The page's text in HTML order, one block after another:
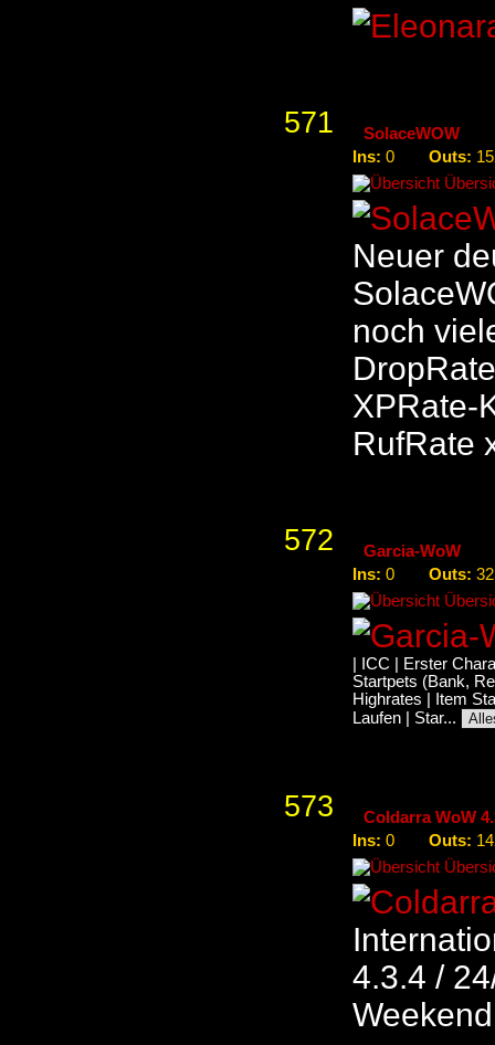
571
SolaceWOW
Ins: 0 Outs:
Neuer
noch
XPRate-
RufRate
572
Garcia-WoW
Ins: 0 Outs:
| ICC | Erster
Startpets (Bank,
Highrates | Item
Laufen | Star...
573
Coldarra WoW
Ins: 0 Outs:
4.3.4 /